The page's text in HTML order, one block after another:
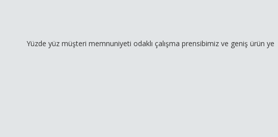
Yüzde yüz müşteri memnuniyeti odaklı çalışma prensibimiz ve geniş ürün